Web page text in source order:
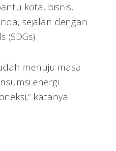
kota, bisnis,
sejalan dengan
menuju masa
energi
katanya.